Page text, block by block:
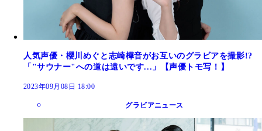
人気声優・櫻川めぐと志崎樺音がお互いのグラビアを撮影!?
「"サウナー"への道は遠いです...」【声優トモ写！】
2023年09月08日 18:00
グラビアニュース